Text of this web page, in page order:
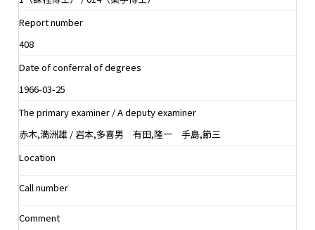
Report number
408
Date of conferral of degrees
1966-03-25
The primary examiner / A deputy examiner
赤木,満洲雄 / 岩本,多喜男 有田,隆一 手島,節三
Location
Call number
Comment